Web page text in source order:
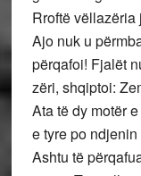
Rroftë vëllazëria
Ajo nuk u
përqafoi! Fjalët
zëri, shqiptoi:
Ata të dy motër
e tyre po
Ashtu të